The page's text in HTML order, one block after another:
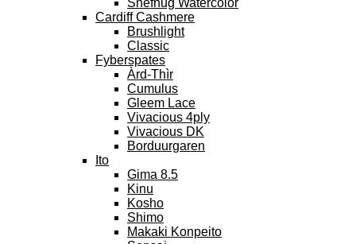
Snefnug Watercolor
Cardiff Cashmere
Brushlight
Classic
Fyberspates
Àrd-Thìr
Cumulus
Gleem Lace
Vivacious 4ply
Vivacious DK
Borduurgaren
Ito
Gima 8.5
Kinu
Kosho
Shimo
Makaki Konpeito